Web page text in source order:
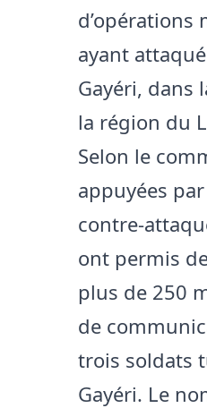
d’opérations
ayant
Gayéri, dans
la région du
Selon le
appuyées
contre-
ont permis
plus de 250
de
trois soldats
Gayéri. Le